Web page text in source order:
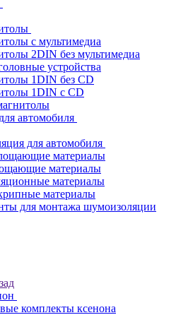
с мультимедиа
2DIN без мультимедиа
устройства
1DIN без CD
1DIN с CD
автомобиля
для автомобиля
материалы
материалы
материалы
материалы
для монтажа шумоизоляции
комплекты ксенона